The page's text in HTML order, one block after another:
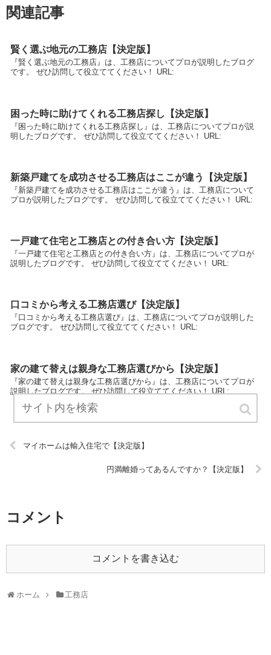
関連記事
賢く選ぶ地元の工務店【決定版】
『賢く選ぶ地元の工務店』は、工務店についてプロが説明したブログ
です。 ぜひ訪問して役立ててください！ URL:
困った時に助けてくれる工務店探し【決定版】
『困った時に助けてくれる工務店探し』は、工務店についてプロが説
明したブログです。 ぜひ訪問して役立ててください！ URL:
新築戸建てを成功させる工務店はここが違う【決定版】
『新築戸建てを成功させる工務店はここが違う』は、工務店について
プロが説明したブログです。 ぜひ訪問して役立ててください！ URL:
一戸建て住宅と工務店との付き合い方【決定版】
『一戸建て住宅と工務店との付き合い方』は、工務店についてプロが
説明したブログです。 ぜひ訪問して役立ててください！ URL:
口コミから考える工務店選び【決定版】
『口コミから考える工務店選び』は、工務店についてプロが説明した
ブログです。 ぜひ訪問して役立ててください！ URL:
家の建て替えは親身な工務店選びから【決定版】
『家の建て替えは親身な工務店選びから』は、工務店についてプロが
説明したブログです。 ぜひ訪問して役立ててください！ URL:
マイホームは輸入住宅で【決定版】
円満離婚ってあるんですか？【決定版】
コメント
コメントを書き込む
ホーム 工務店